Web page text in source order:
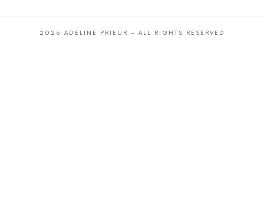
2026 ADELINE PRIEUR – ALL RIGHTS RESERVED